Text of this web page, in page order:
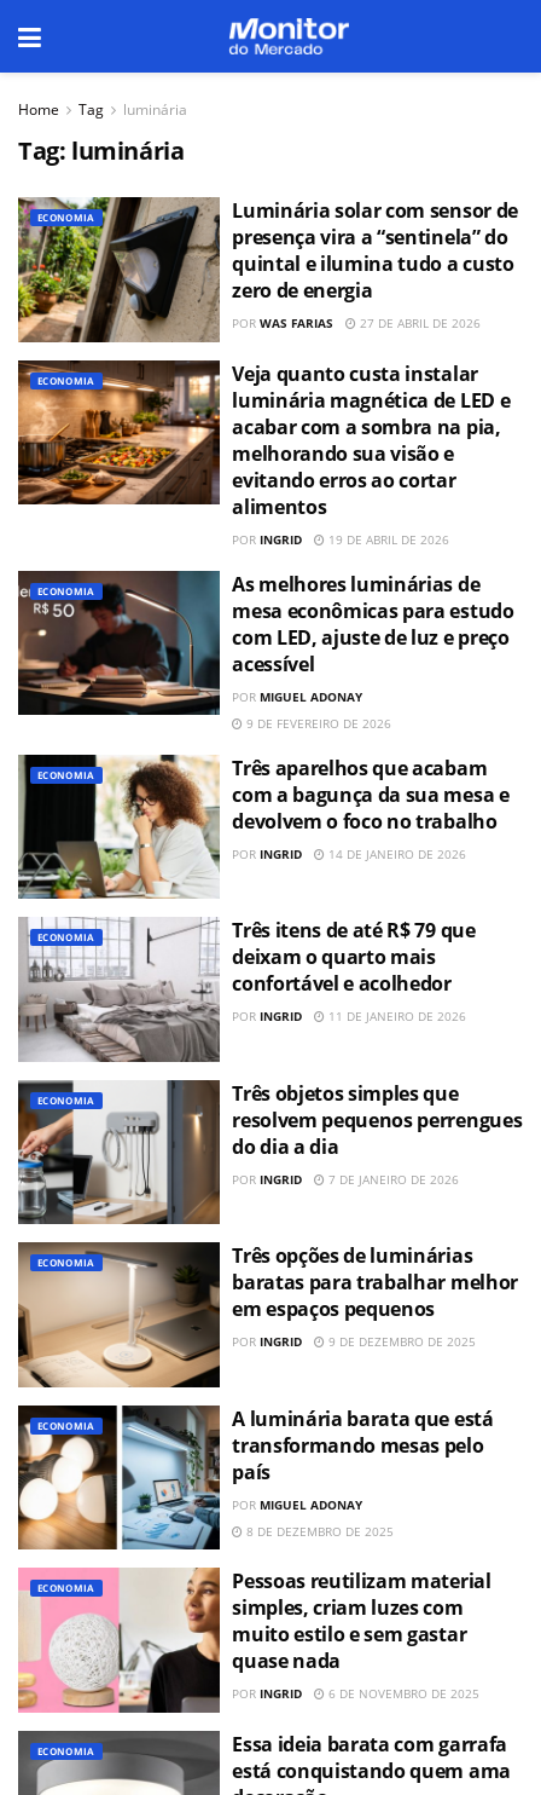
Home Tag luminária
Tag: luminária
ECONOMIA
Luminária solar com sensor de
presença vira a “sentinela” do
quintal e ilumina tudo a custo
zero de energia
POR WAS FARIAS 27 DE ABRIL DE 2026
ECONOMIA
Veja quanto custa instalar
luminária magnética de LED e
acabar com a sombra na pia,
melhorando sua visão e
evitando erros ao cortar
alimentos
POR INGRID 19 DE ABRIL DE 2026
ECONOMIA
As melhores luminárias de
mesa econômicas para estudo
com LED, ajuste de luz e preço
acessível
POR MIGUEL ADONAY
9 DE FEVEREIRO DE 2026
ECONOMIA
Três aparelhos que acabam
com a bagunça da sua mesa e
devolvem o foco no trabalho
POR INGRID 14 DE JANEIRO DE 2026
ECONOMIA
Três itens de até R$ 79 que
deixam o quarto mais
confortável e acolhedor
POR INGRID 11 DE JANEIRO DE 2026
ECONOMIA
Três objetos simples que
resolvem pequenos perrengues
do dia a dia
POR INGRID 7 DE JANEIRO DE 2026
ECONOMIA
Três opções de luminárias
baratas para trabalhar melhor
em espaços pequenos
POR INGRID 9 DE DEZEMBRO DE 2025
ECONOMIA
A luminária barata que está
transformando mesas pelo
país
POR MIGUEL ADONAY
8 DE DEZEMBRO DE 2025
ECONOMIA
Pessoas reutilizam material
simples, criam luzes com
muito estilo e sem gastar
quase nada
POR INGRID 6 DE NOVEMBRO DE 2025
ECONOMIA
Essa ideia barata com garrafa
está conquistando quem ama